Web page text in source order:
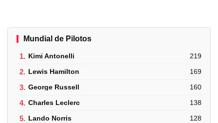
Mundial de Pilotos
1. Kimi Antonelli 219
2. Lewis Hamilton 169
3. George Russell 160
4. Charles Leclerc 138
5. Lando Norris 128